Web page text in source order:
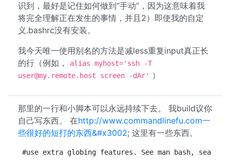
识到，最好是记住如何做到“手动”，因为这意味着我
将完全理解正在发生的事情，并且2）即使我的自定
义.bashrc没有安装。
我今天唯一使用别名的方法是减less重复input真正长
的行（例如，
alias myhost='ssh -T
user@my.remote.host screen -dAr' ）
那里的一行和小脚本可以永远持续下去。 我build议你
自己写东西。 在http://www.commandlinefu.com一
些很好的短打的东西&#x3002; 这里有一些东西。
#use extra globing features. See man bash,